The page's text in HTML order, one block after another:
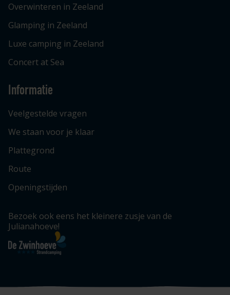
Overwinteren in Zeeland
Glamping in Zeeland
Luxe camping in Zeeland
Concert at Sea
Informatie
Veelgestelde vragen
We staan voor je klaar
Plattegrond
Route
Openingstijden
Bezoek ook eens het kleinere zusje van de
Julianahoeve!